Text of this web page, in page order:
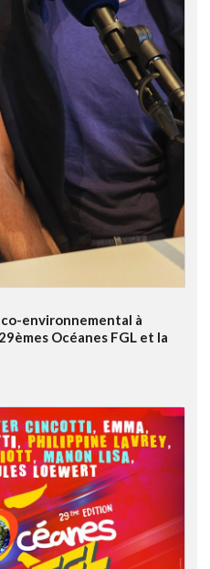
environnemental à
Océanes FGL et la